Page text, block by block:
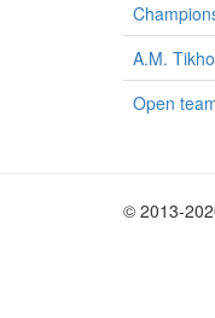
A.M.
Open
© 2013-